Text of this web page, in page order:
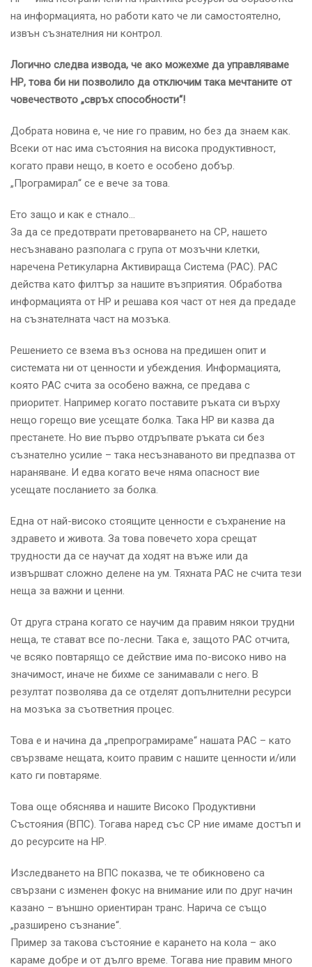
на информацията, но работи като че ли самостоятелно,
извън съзнателния ни контрол.
Логично следва извода, че ако можехме да управляваме
НР, това би ни позволило да отключим така мечтаните от
човечеството „свръх способности“!
Добрата новина е, че ние го правим, но без да знаем как.
Всеки от нас има състояния на висока продуктивност,
когато прави нещо, в което е особено добър.
„Програмирал“ се е вече за това.
Ето защо и как е стнало…
За да се предотврати претоварването на СР, нашето
несъзнавано разполага с група от мозъчни клетки,
наречена Ретикуларна Активираща Система (РАС). РАС
действа като филтър за нашите възприятия. Обработва
информацията от НР и решава коя част от нея да предаде
на съзнателната част на мозъка.
Решението се взема въз основа на предишен опит и
системата ни от ценности и убеждения. Информацията,
която РАС счита за особено важна, се предава с
приоритет. Например когато поставите ръката си върху
нещо горещо вие усещате болка. Така НР ви казва да
престанете. Но вие първо отдръпвате ръката си без
съзнателно усилие – така несъзнаваното ви предпазва от
нараняване. И едва когато вече няма опасност вие
усещате посланието за болка.
Една от най-високо стоящите ценности е съхранение на
здравето и живота. За това повечето хора срещат
трудности да се научат да ходят на въже или да
извършват сложно делене на ум. Тяхната РАС не счита тези
неща за важни и ценни.
От друга страна когато се научим да правим някои трудни
неща, те стават все по-лесни. Така е, защото РАС отчита,
че всяко повтарящо се действие има по-високо ниво на
значимост, иначе не бихме се занимавали с него. В
резултат позволява да се отделят допълнителни ресурси
на мозъка за съответния процес.
Това е и начина да „препрограмираме“ нашата РАС – като
свързваме нещата, които правим с нашите ценности и/или
като ги повтаряме.
Това още обяснява и нашите Високо Продуктивни
Състояния (ВПС). Тогава наред със СР ние имаме достъп и
до ресурсите на НР.
Изследването на ВПС показва, че те обикновено са
свързани с изменен фокус на внимание или по друг начин
казано – външно ориентиран транс. Нарича се също
„разширено съзнание“.
Пример за такова състояние е карането на кола – ако
караме добре и от дълго време. Тогава ние правим много